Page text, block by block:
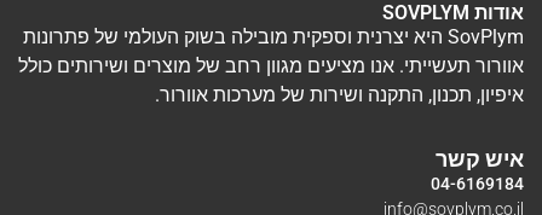
אודות SOVPLYM
SovPlym היא יצרנית וספקית מובילה בשוק העולמי של פתרונות
אוורור תעשייתי. אנו מציעים מגוון רחב של מוצרים ושירותים כולל
איפיון, תכנון, התקנה ושירות של מערכות אוורור.
איש קשר
04-6169184
info@sovplym.co.il